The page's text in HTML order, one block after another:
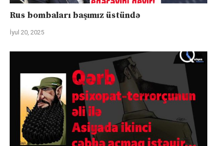
Rus bombaları başımız üstündə
İyul 20, 2025